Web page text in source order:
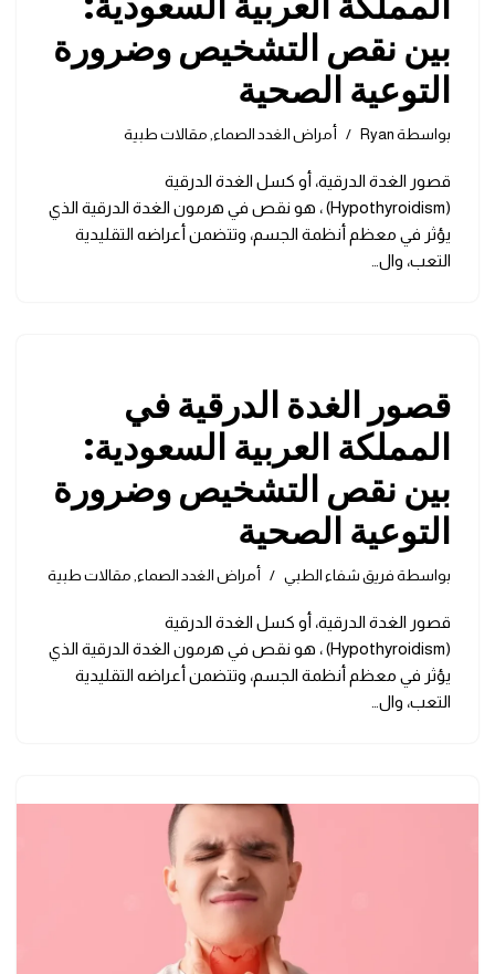
بين نقص التشخيص وضرورة
التوعية الصحية
بواسطة Ryan أمراض الغدد الصماء, مقالات طبية
قصور الغدة الدرقية، أو كسل الغدة الدرقية
(Hypothyroidism) ، هو نقص في هرمون الغدة الدرقية الذي
يؤثر في معظم أنظمة الجسم، وتتضمن أعراضه التقليدية
التعب، وال…
قصور الغدة الدرقية في
المملكة العربية السعودية:
بين نقص التشخيص وضرورة
التوعية الصحية
بواسطة فريق شفاء الطبي أمراض الغدد الصماء, مقالات طبية
قصور الغدة الدرقية، أو كسل الغدة الدرقية
(Hypothyroidism) ، هو نقص في هرمون الغدة الدرقية الذي
يؤثر في معظم أنظمة الجسم، وتتضمن أعراضه التقليدية
التعب، وال…